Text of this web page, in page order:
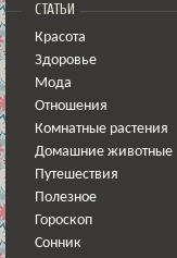
СТАТЬИ
Красота
Здоровье
Мода
Отношения
Комнатные растения
Домашние животные
Путешествия
Полезное
Гороскоп
Сонник